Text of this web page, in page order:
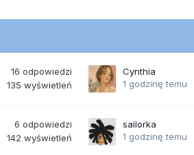
16 odpowiedzi
135 wyświetleń
Cynthia
1 godzinę temu
6 odpowiedzi
142 wyświetleń
sailorka
1 godzinę temu